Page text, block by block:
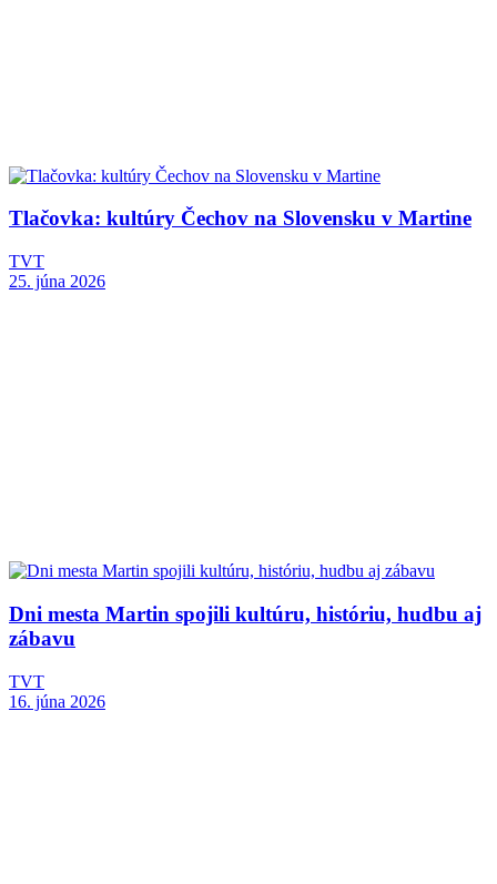
Tlačovka: kultúry Čechov na Slovensku v Martine
TVT
25. júna 2026
Dni mesta Martin spojili kultúru, históriu, hudbu aj
zábavu
TVT
16. júna 2026